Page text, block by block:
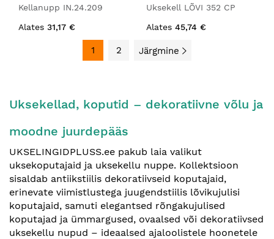
Kellanupp IN.24.209
Alates 31,17 €
Uksekell LÕVI 352 CP
Alates 45,74 €
1 2 Järgmine
Uksekellad, koputid – dekoratiivne võlu ja
moodne juurdepääs
UKSELINGIDPLUSS.ee pakub laia valikut
uksekoputajaid ja uksekellu nuppe. Kollektsioon
sisaldab antiikstiilis dekoratiivseid koputajaid,
erinevate viimistlustega juugendstiilis lõvikujulisi
koputajaid, samuti elegantsed rõngakujulised
koputajad ja ümmargused, ovaalsed või dekoratiivsed
uksekellu nupud – ideaalsed ajaloolistele hoonetele